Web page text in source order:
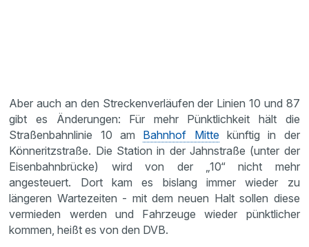
Aber auch an den Streckenverläufen der Linien 10 und 87
gibt es Änderungen: Für mehr Pünktlichkeit hält die
Straßenbahnlinie 10 am Bahnhof Mittekünftig in der
Könneritzstraße. Die Station in der Jahnstraße (unter der
Eisenbahnbrücke) wird von der „10“ nicht mehr
angesteuert. Dort kam es bislang immer wieder zu
längeren Wartezeiten - mit dem neuen Halt sollen diese
vermieden werden und Fahrzeuge wieder pünktlicher
kommen, heißt es von den DVB.